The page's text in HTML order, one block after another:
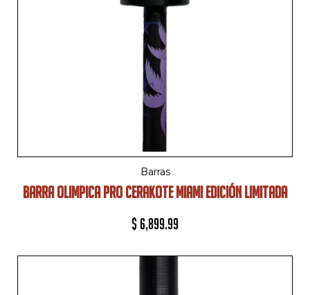
Barras
BARRA OLIMPICA PRO CERAKOTE MIAMI EDICIÓN LIMITADA
$ 6,899.99